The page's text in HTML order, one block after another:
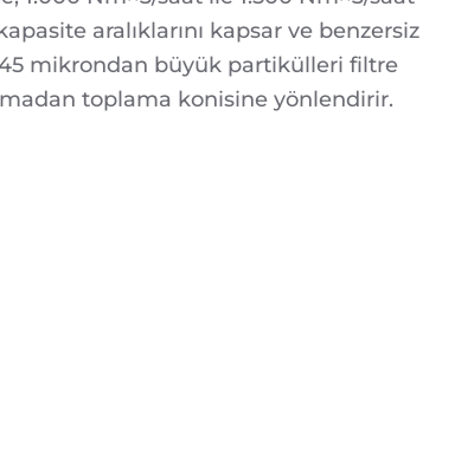
aralıklarını kapsar ve benzersiz
45 mikrondan büyük partikülleri filtre
toplama konisine yönlendirir.